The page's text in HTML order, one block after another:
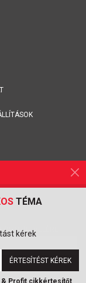
TÉMA
kérek
ÉRTESÍTÉST KÉREK
& Profit cikkértesítőt
HÍRLEVELÉRE